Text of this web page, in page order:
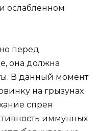
ослабленном
перед
она должна
В данный момент
на грызунах
спрея
иммунных